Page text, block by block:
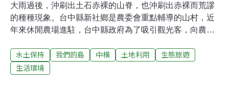
大雨過後，沖刷出土石赤裸的山脊，也沖刷出赤裸而荒謬
的種種現象。台中縣新社鄉是農委會重點輔導的山村，近
年來休閒農場進駐，台中縣政府為了吸引觀光客，向農委
區內大興土木，改造原本自然的溪流，闢建河濱公園；而
上個月才落成的河濱公園，在敏督利颱風過後，只剩下土
水土保持 我們的島 中橫 土地利用
生態旅遊
生活環境